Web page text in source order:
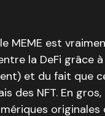
MEME est
la DeFi grâce
et du fait que
des NFT. En
originales